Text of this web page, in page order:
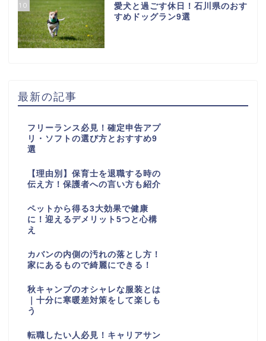
10
愛犬と過ごす休日！石川県のおす
すめドッグラン9選
最新の記事
フリーランス必見！確定申告アプ
リ・ソフトの選び方とおすすめ9
選
【理由別】保育士を退職する時の
伝え方！保護者への言い方も紹介
ペットから得る3大効果で健康
に！迎えるデメリット5つと心構
え
カバンの内側の汚れの落とし方！
家にあるもので綺麗にできる！
秋キャンプのオシャレな服装とは
｜十分に寒暖差対策をして楽しも
う
転職したい人必見！キャリアサン